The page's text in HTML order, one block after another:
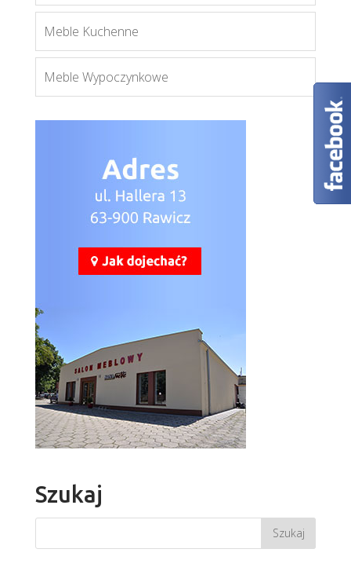
Meble Kuchenne
Meble Wypoczynkowe
Szukaj